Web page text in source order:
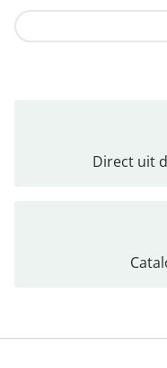
Direct uit